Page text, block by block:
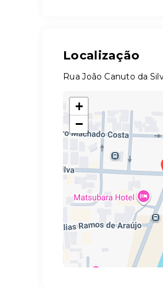
Localização
Rua João Canuto da
+
−